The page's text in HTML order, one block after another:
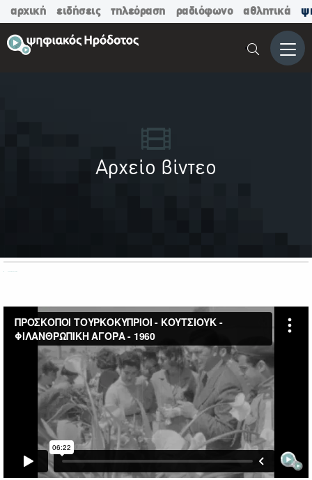
αρχική ειδήσεις τηλεόραση ραδιόφωνο αθλητικά
Μενού
Αρχείο βίντεο